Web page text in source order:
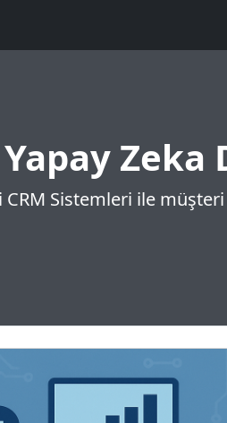
Yapay Zeka
CRM Sistemleri ile